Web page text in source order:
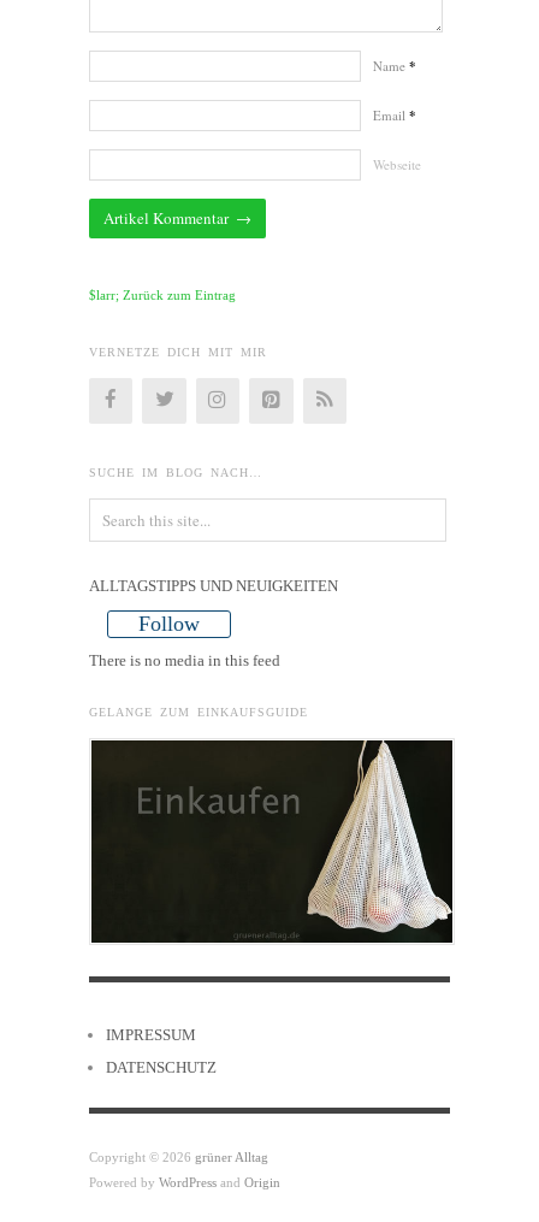
Name *
Email *
Webseite
$larr; Zurück zum Eintrag
VERNETZE DICH MIT MIR
SUCHE IM BLOG NACH…
ALLTAGSTIPPS UND NEUIGKEITEN
Follow
There is no media in this feed
GELANGE ZUM EINKAUFSGUIDE
IMPRESSUM
DATENSCHUTZ
Copyright © 2026 grüner Alltag
Powered by WordPress and Origin